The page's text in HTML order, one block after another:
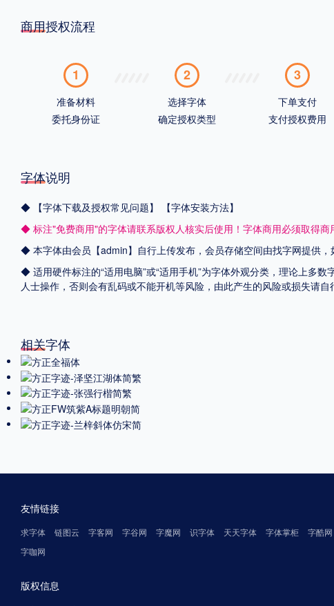
商用授权流程
1
准备材料
委托身份证
2
选择字体
确定授权类型
3
下单支付
支付授权费用
字体说明
◆ 【字体下载及授权常见问题】
【字体安装方法】
◆ 标注"免费商用"的字体请联系版权人核实后使用！字体商用必须取得商
◆ 本字体由会员【admin】自行上传发布，会员存储空间由找字网提供，
◆ 适用硬件标注的“适用电脑”或“适用手机”为字体外观分类，理论上多
人士操作，否则会有乱码或不能开机等风险，由此产生的风险或损失请自
相关字体
友情链接
求字体 链图云 字客网 字谷网 字魔网 识字体 天天字体 字体掌柜
字酷网
字咖网
版权信息